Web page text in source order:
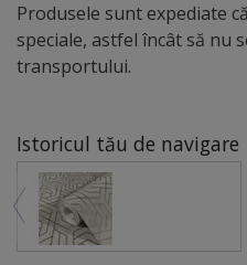
Produsele sunt expediate
speciale, astfel încât să nu
transportului.
Istoricul tău de navigare